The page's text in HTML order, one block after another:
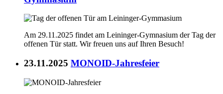
Am 29.11.2025 findet am Leininger-Gymnasium der Tag der
offenen Tür statt. Wir freuen uns auf Ihren Besuch!
23.11.2025 MONOID-Jahresfeier